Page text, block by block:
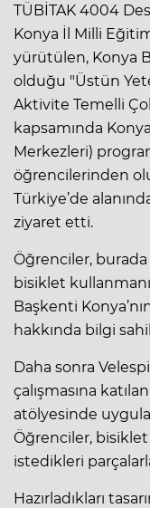
TÜBİTAK 4004
Konya İl Milli
yürütülen, Konya
olduğu "Üstün
Aktivite Temelli
kapsamında
Merkezleri)
öğrencilerinden
Türkiye’de
ziyaret etti.
Öğrenciler,
bisiklet
Başkenti
hakkında bilgi
Daha sonra
çalışmasına
atölyesinde
Öğrenciler, bisiklet
istedikleri
Hazırladıkları